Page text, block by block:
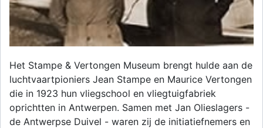
Het Stampe & Vertongen Museum brengt hulde aan de
luchtvaartpioniers Jean Stampe en Maurice Vertongen
die in 1923 hun vliegschool en vliegtuigfabriek
oprichtten in Antwerpen. Samen met Jan Olieslagers -
de Antwerpse Duivel - waren zij de initiatiefnemers en